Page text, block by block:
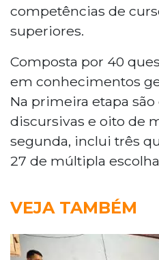
competências de
superiores.
Composta por 40
em conhecimentos
Na primeira etapa
discursivas e oito de
segunda, inclui três
27 de múltipla
VEJA TAMBÉM